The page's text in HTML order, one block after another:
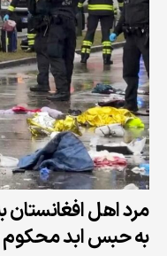
مرد اهل افغانستان
به حبس ابد